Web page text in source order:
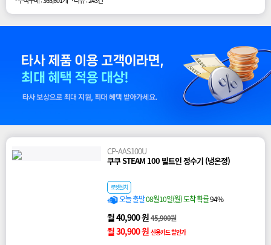
CP-AAS100U
쿠쿠 STEAM 100 빌트인 정수기 (냉온정)
로켓설치
오늘 출발08월10일(월) 도착 확률94%
월 40,900 원45,900원
월 30,900 원 신용카드 할인가